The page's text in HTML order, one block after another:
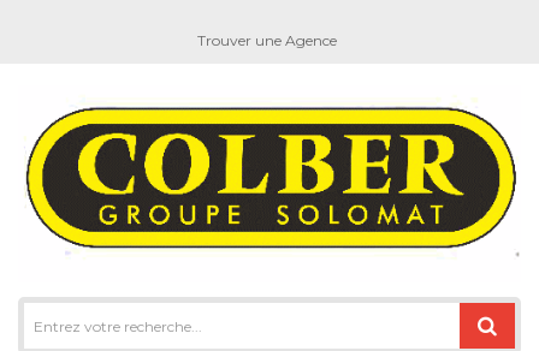
Trouver une Agence